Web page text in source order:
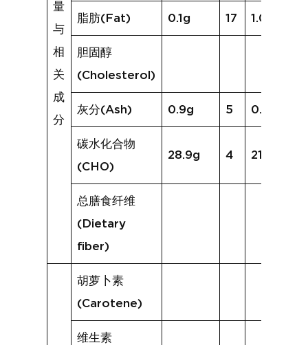
量
与
相
关
成
分
脂肪(Fat) 0.1g 17 1.0g
胆固醇
(Cholesterol)
灰分(Ash) 0.9g 5 0.8g
碳水化合物
(CHO)
28.9g 4 21.4g
总膳食纤维
(Dietary
fiber)
胡萝卜素
(Carotene)
维生素